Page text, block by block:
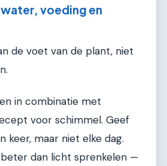
voeding en
de voet van de plant, niet
in combinatie met
voor schimmel. Geef
keer, maar niet elke dag.
dan licht sprenkelen —